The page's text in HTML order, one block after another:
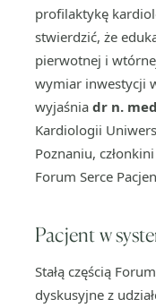
profilaktykę
stwierdzić, że
pierwotnej i
wymiar inwestycji
wyjaśnia dr n.
Kardiologii
Poznaniu,
Forum Serce
Pacjent w
Stałą częścią
dyskusyjne z